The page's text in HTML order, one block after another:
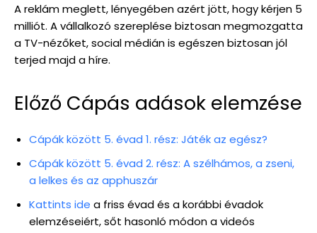
A reklám meglett, lényegében azért jött, hogy kérjen 5
milliót. A vállalkozó szereplése biztosan megmozgatta
a TV-nézőket, social médián is egészen biztosan jól
terjed majd a híre.
Előző Cápás adások elemzése
Cápák között 5. évad 1. rész: Játék az egész?
Cápák között 5. évad 2. rész: A szélhámos, a zseni,
a lelkes és az apphuszár
Kattints ide a friss évad és a korábbi évadok
elemzéseiért, sőt hasonló módon a videós